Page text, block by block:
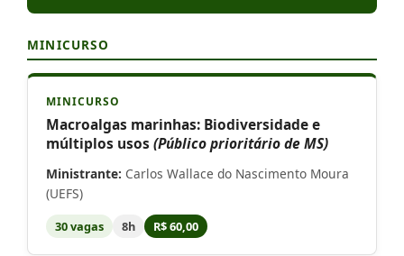
MINICURSO
MINICURSO
Macroalgas marinhas: Biodiversidade e
múltiplos usos (Público prioritário de MS)
Ministrante: Carlos Wallace do Nascimento Moura
(UEFS)
30 vagas 8h R$ 60,00